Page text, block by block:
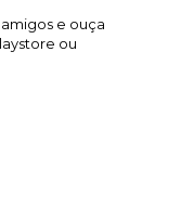
e ouça
ou